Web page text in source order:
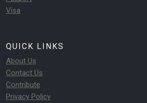
Visa
QUICK LINKS
About Us
Contact Us
Contribute
Privacy Policy